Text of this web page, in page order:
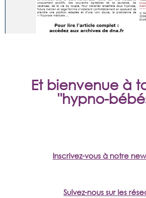
Et bienvenue à
"hypno-
Inscrivez-vous à notre
Suivez-nous sur les